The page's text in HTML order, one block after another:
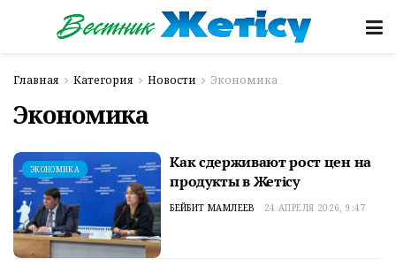
Главная Категория Новости Экономика
Экономика
ЭКОНОМИКА
Как сдерживают рост цен на
продукты в Жетісу
БЕЙБИТ МАМЛЕЕВ 24 АПРЕЛЯ 2026, 9:47